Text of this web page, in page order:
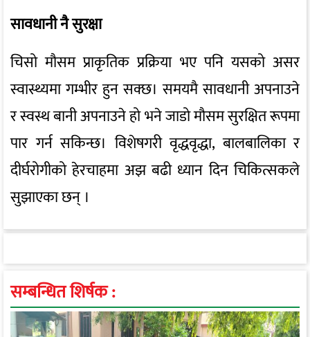
सावधानी नै सुरक्षा
चिसो मौसम प्राकृतिक प्रक्रिया भए पनि यसको असर
स्वास्थ्यमा गम्भीर हुन सक्छ। समयमै सावधानी अपनाउने
र स्वस्थ बानी अपनाउने हो भने जाडो मौसम सुरक्षित रूपमा
पार गर्न सकिन्छ। विशेषगरी वृद्धवृद्धा, बालबालिका र
दीर्घरोगीको हेरचाहमा अझ बढी ध्यान दिन चिकित्सकले
सुझाएका छन् ।
सम्बन्धित शिर्षक :